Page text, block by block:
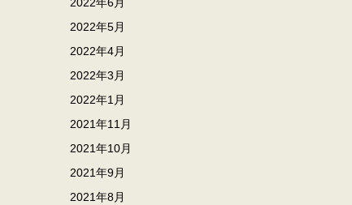
2022年6月
2022年5月
2022年4月
2022年3月
2022年1月
2021年11月
2021年10月
2021年9月
2021年8月